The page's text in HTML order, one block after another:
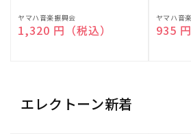
販
売
ヤマハ音楽振興会
通常価格
1,320 円（税込）
販
売
ヤマハ音
通常
935
エレクトーン新着